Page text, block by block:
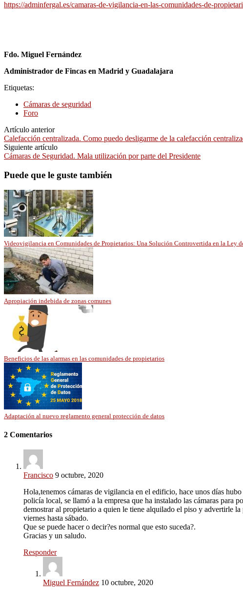
https://adminfergal.es/camaras-de-vigilancia-en-las-comunidades-de-
Fdo. Miguel Fernández
Administrador de Fincas en Madrid y Guadalajara
Etiquetas:
Cámaras de seguridad
Foro
Artículo anterior
Calefacción centralizada. Como puedo desligarme de la calefacción
Siguiente artículo
Cámaras de Seguridad. Mala utilización por parte del Presidente
Puede que le guste también
Videovigilancia en Comunidades de Propietarios: Una Solución Controvertida en la Ley
Apropiación indebida de zonas comunes
Beneficios de las alarmas en las comunidades de propietarios
Adaptación al nuevo reglamento general protección de datos
2 Comentarios
Francisco 9 octubre, 2020
Hola,tenemos cámaras de vigilancia en el edificio, hace unos días
policía local, se llamó a la empresa que ha instalado las cámaras para
demostrar al propietario a quien le tiene alquilado el piso y advertirle la
viernes hasta sábado.
Que se puede hacer o decir?es normal que esto suceda?.
Gracias y un saludo.
Responder
Miguel Fernández 10 octubre, 2020